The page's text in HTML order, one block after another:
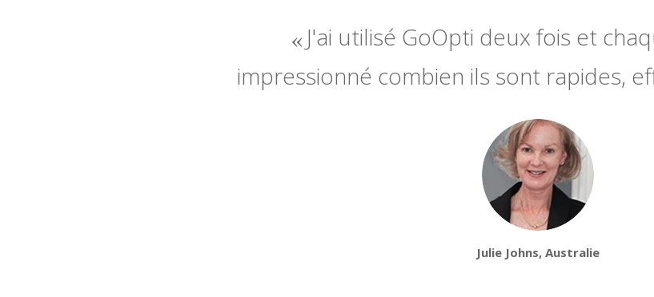
J'ai utilisé GoOpti deux fois et
impressionné combien ils sont rapides,
Julie Johns, Australie